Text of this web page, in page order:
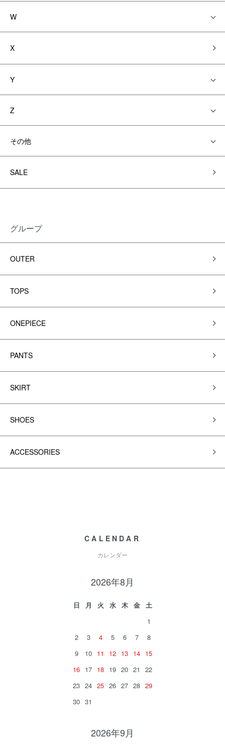
W
X
Y
Z
その他
SALE
グループ
OUTER
TOPS
ONEPIECE
PANTS
SKIRT
SHOES
ACCESSORIES
CALENDAR
カレンダー
2026年8月
日 月 火 水 木 金
土
1
2
3 4 5 6 7
8
9
10 11 12 13 14 15
16 17 18 19 20 21
22
23 24 25 26 27 28 29
30 31
2026年9月